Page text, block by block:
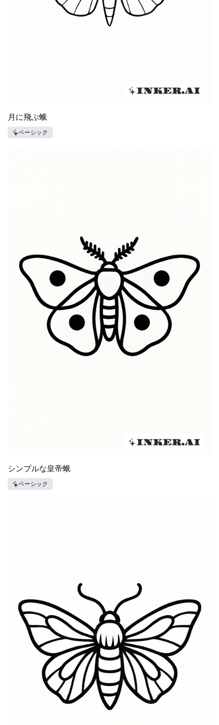
月に飛ぶ蛾
ベーシック
シンプルな皇帝蛾
ベーシック